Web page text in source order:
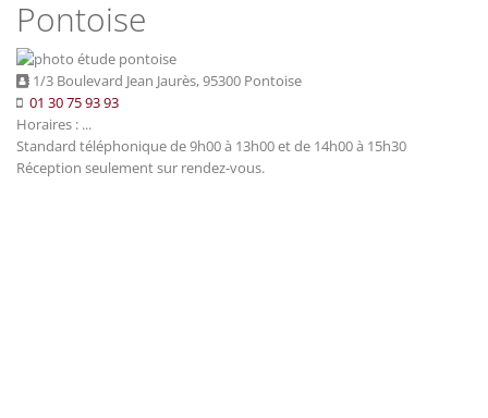
Pontoise
1/3 Boulevard Jean Jaurès, 95300 Pontoise
01 30 75 93 93
Horaires : ...
Standard téléphonique de 9h00 à 13h00 et de 14h00 à 15h30
Réception seulement sur rendez-vous.